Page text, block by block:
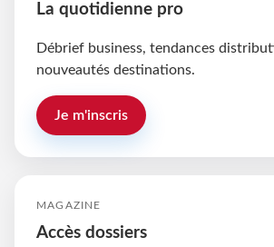
La quotidienne pro
Débrief business, tendances
nouveautés destinations.
Je m'inscris
MAGAZINE
Accès dossiers